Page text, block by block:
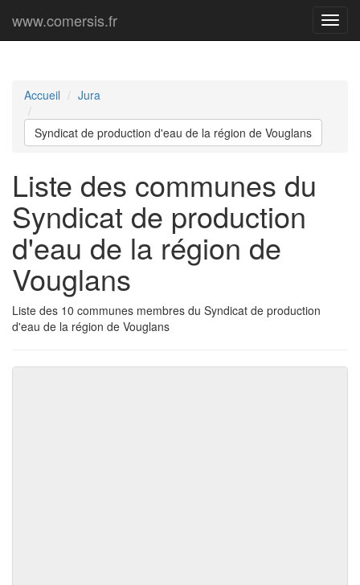
Menu
www.comersis.fr
Accueil Jura
Syndicat de production d'eau de la région de Vouglans
Liste des communes du
Syndicat de production
d'eau de la région de
Vouglans
Liste des 10 communes membres du Syndicat de production
d'eau de la région de Vouglans